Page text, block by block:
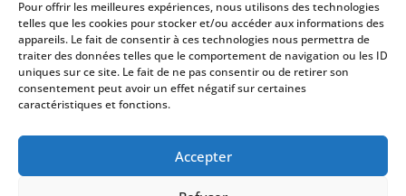
Pour offrir les meilleures expériences, nous utilisons des technologies
telles que les cookies pour stocker et/ou accéder aux informations des
appareils. Le fait de consentir à ces technologies nous permettra de
traiter des données telles que le comportement de navigation ou les ID
uniques sur ce site. Le fait de ne pas consentir ou de retirer son
consentement peut avoir un effet négatif sur certaines
caractéristiques et fonctions.
Accepter